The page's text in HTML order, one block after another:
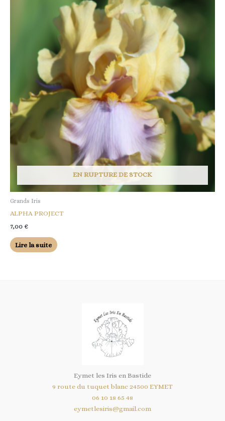
EN RUPTURE DE STOCK
Grands Iris
ALPHA PROJECT
7,00 €
Lire la suite
Eymet les Iris en Bastide
9 route du tuquet blanc 24500 EYMET
06 10 18 65 48
eymetlesiris@gmail.com